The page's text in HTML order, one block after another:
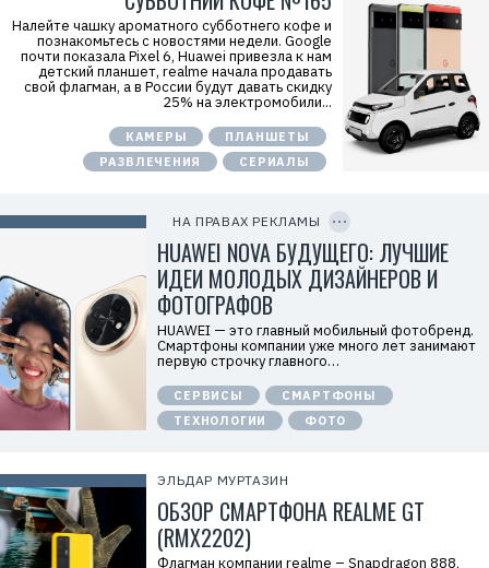
Налейте чашку ароматного субботнего кофе и
познакомьтесь с новостями недели. Google
почти показала Pixel 6, Huawei привезла к нам
детский планшет, realme начала продавать
свой флагман, а в России будут давать скидку
25% на электромобили...
КАМЕРЫ
ПЛАНШЕТЫ
РАЗВЛЕЧЕНИЯ
СЕРИАЛЫ
ЭЛЬДАР МУРТАЗИН
ОБЗОР СМАРТФОНА REALME GT
(RMX2202)
Флагман компании realme – Snapdragon 888,
НА ПРАВАХ РЕКЛАМЫ
м
о
д
а
О
О
О
«
х
к
м
п
а
н
а
в
I
HUAWEI NOVA БУДУЩЕГО: ЛУЧШИЕ
ИДЕИ МОЛОДЫХ ДИЗАЙНЕРОВ И
ФОТОГРАФОВ
HUAWEI — это главный мобильный фотобренд.
Смартфоны компании уже много лет занимают
первую строчку главного…
СЕРВИСЫ
СМАРТФОНЫ
ТЕХНОЛОГИИ
ФОТО